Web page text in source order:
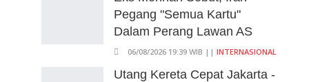
Pegang "Semua Kartu"
Dalam Perang Lawan AS
06/08/2026 19:39 WIB || INTERNASIONAL
Utang Kereta Cepat Jakarta -